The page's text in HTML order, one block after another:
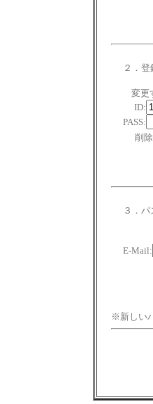
２．
変更
ID:
PASS:
削
３．
E-Mail:
※新しい